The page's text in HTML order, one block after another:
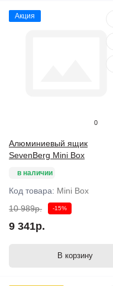
Акция
0
Алюминиевый ящик
SevenBerg Mini Box
в наличии
Код товара: Mini Box
10 989р.
-15%
9 341р.
В корзину